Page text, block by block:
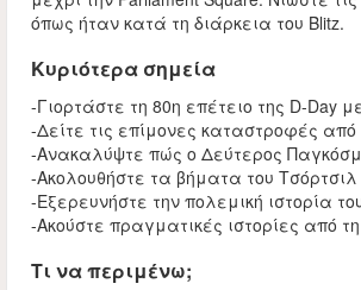
όπως ήταν κατά τη διάρκεια του Blitz.
Κυριότερα σημεία
-Γιορτάστε τη 80η επέτειο της D-Day
-Δείτε τις επίμονες καταστροφές
-Ανακαλύψτε πώς ο Δεύτερος
-Ακολουθήστε τα βήματα του
-Εξερευνήστε την πολεμική ιστορία
-Ακούστε πραγματικές ιστορίες από
Τι να περιμένω;